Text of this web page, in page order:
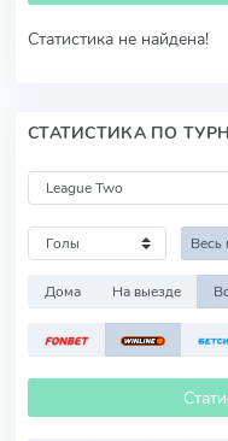
Статистика не найдена!
СТАТИСТИКА ПО
Весь
Дома На выезде